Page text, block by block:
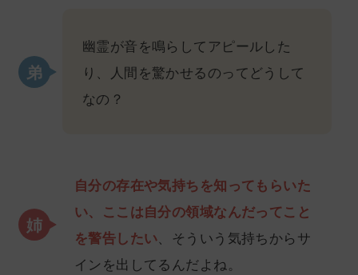
幽霊が音を鳴らしてアピールした
り、人間を驚かせるのってどうして
なの？
自分の存在や気持ちを知ってもらいた
い、ここは自分の領域なんだってこと
を警告したい、そういう気持ちからサ
インを出してるんだよね。